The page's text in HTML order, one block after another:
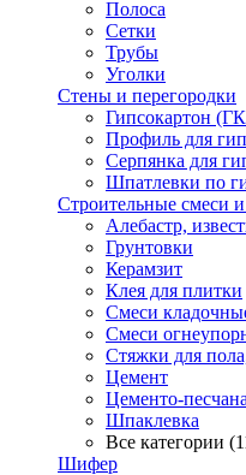
Полоса
Сетки
Трубы
Уголки
Стены и перегородки
Гипсокартон
Профиль для
Серпянка для
Шпатлевки по
Строительные смеси
Алебастр,
Грунтовки
Керамзит
Клея для плитки
Смеси
Смеси
Стяжки для
Цемент
Цементо-
Шпаклевка
Все категории
Шифер